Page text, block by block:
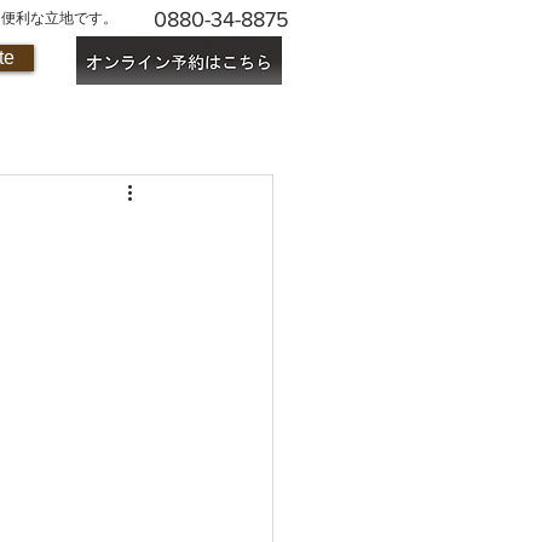
利な立地です。 0880-34-8875